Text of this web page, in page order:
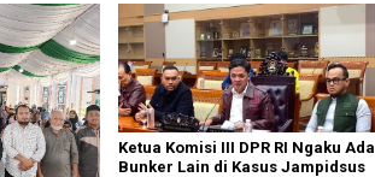
Ketua Komisi III DPR RI Ngaku Ada
Bunker Lain di Kasus Jampidsus